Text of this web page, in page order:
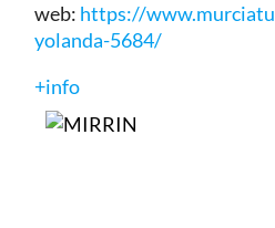
web: https://
yolanda-5684/
+info